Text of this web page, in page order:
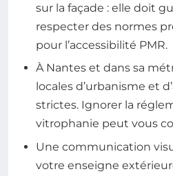
sur la façade : elle doit
respecter des normes
pour l’accessibilité PMR.
À Nantes et dans sa
locales d’urbanisme et
strictes. Ignorer la
vitrophanie peut vous
Une communication
votre enseigne